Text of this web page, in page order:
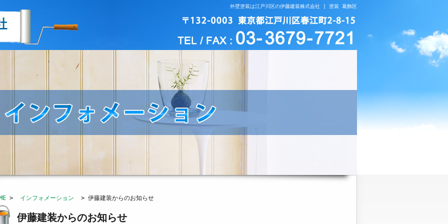
外壁塗装は江戸川区の伊藤建装株式会社 | 塗装 葛飾区
> インフォメーション > 伊藤建装からのお知らせ
伊藤建装からのお知らせ